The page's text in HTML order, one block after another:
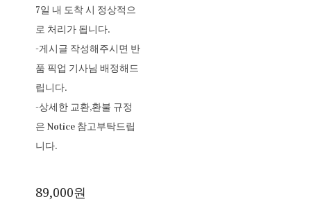
7일 내 도착 시 정상적으
로 처리가 됩니다.
-게시글 작성해주시면 반
품 픽업 기사님 배정해드
립니다.
-상세한 교환,환불 규정
은 Notice 참고부탁드립
니다.
89,000원